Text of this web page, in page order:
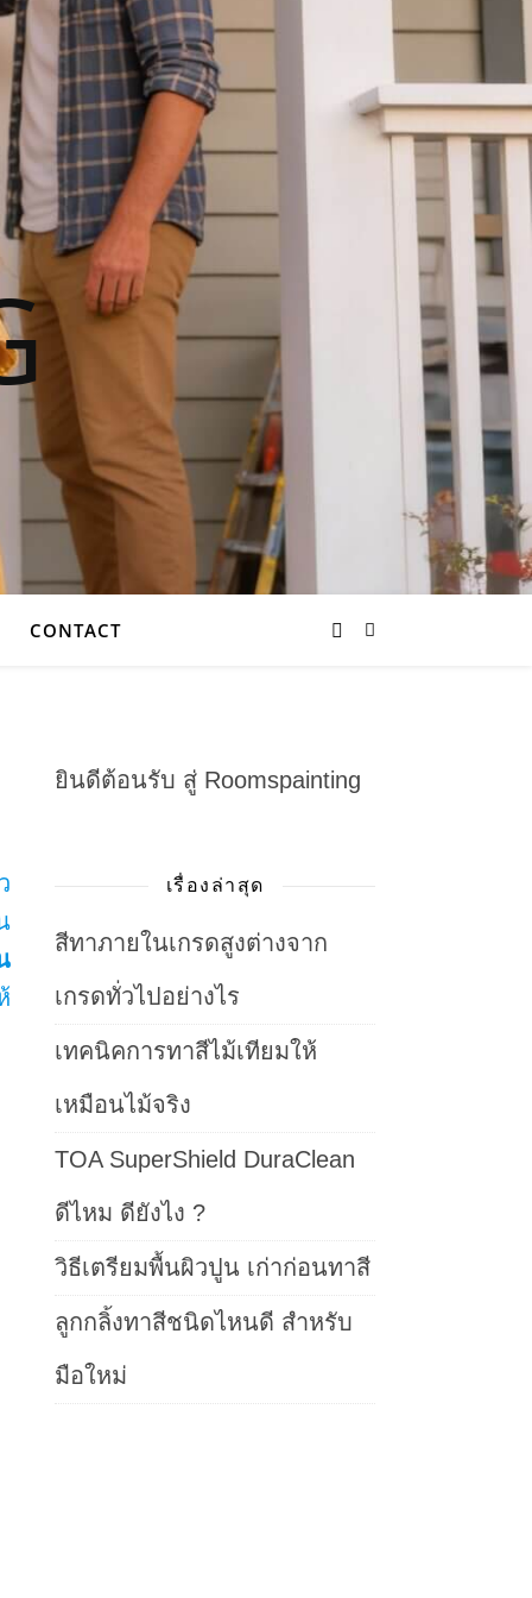
CONTACT
ยินดีต้อนรับ สู่ Roomspainting
เรื่องล่าสุด
สีทาภายในเกรดสูงต่างจาก
เกรดทั่วไปอย่างไร
เทคนิคการทาสีไม้เทียมให้
เหมือนไม้จริง
TOA SuperShield DuraClean
ดีไหม ดียังไง ?
วิธีเตรียมพื้นผิวปูน เก่าก่อนทาสี
ลูกกลิ้งทาสีชนิดไหนดี สำหรับ
มือใหม่